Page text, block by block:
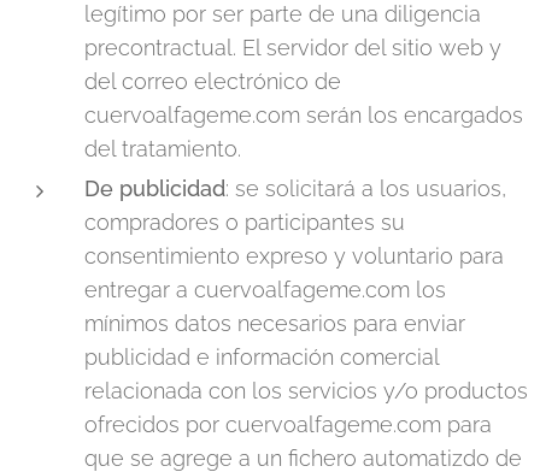
legítimo por ser parte de una diligencia
precontractual. El servidor del sitio web y
del correo electrónico de
cuervoalfageme.com serán los encargados
del tratamiento.
De publicidad: se solicitará a los usuarios,
compradores o participantes su
consentimiento expreso y voluntario para
entregar a cuervoalfageme.com los
mínimos datos necesarios para enviar
publicidad e información comercial
relacionada con los servicios y/o productos
ofrecidos por cuervoalfageme.com para
que se agrege a un fichero automatizdo de